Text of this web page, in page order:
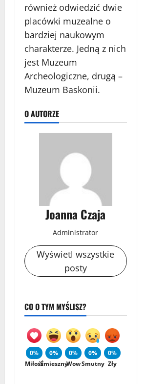
również odwiedzić dwie
placówki muzealne o
bardziej naukowym
charakterze. Jedną z nich
jest Muzeum
Archeologiczne, drugą –
Muzeum Baskonii.
O AUTORZE
Joanna Czaja
Administrator
Wyświetl wszystkie
posty
CO O TYM MYŚLISZ?
0%
Miłość
0%
Śmieszny
0%
Wow
0%
Smutny
0%
Zły